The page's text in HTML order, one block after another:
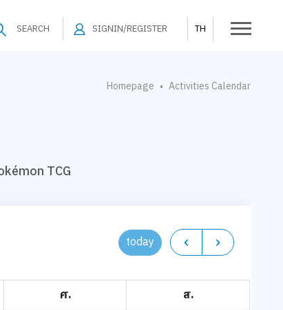
SEARCH SIGNIN/REGISTER TH
Homepage • Activities Calendar
TCG
today
ศ.
ส.